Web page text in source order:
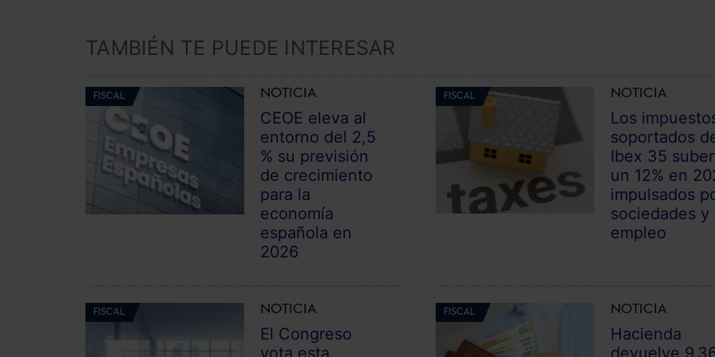
TAMBIÉN TE PUEDE INTERESAR
FISCAL NOTICIA
CEOE eleva al
entorno del 2,5
% su previsión
de crecimiento
para la
economía
española en
2026
FISCAL NOTICIA
Los
soportados
Ibex 35
un 12% en
impulsados
sociedades y
empleo
FISCAL NOTICIA
El Congreso
FISCAL NOTICIA
Hacienda